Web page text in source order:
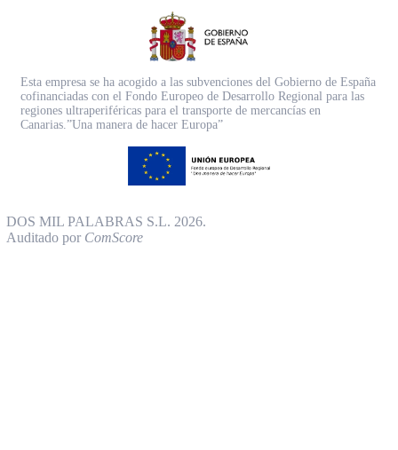
Esta empresa se ha acogido a las subvenciones del Gobierno de España
cofinanciadas con el Fondo Europeo de Desarrollo Regional para las
regiones ultraperiféricas para el transporte de mercancías en
Canarias.”Una manera de hacer Europa”
DOS MIL PALABRAS S.L. 2026.
Auditado por ComScore